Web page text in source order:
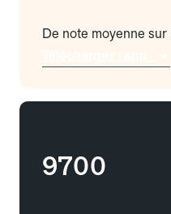
De note moyenne
9700